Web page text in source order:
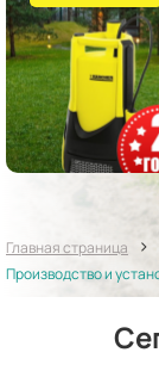
Главная страница >
Производство и